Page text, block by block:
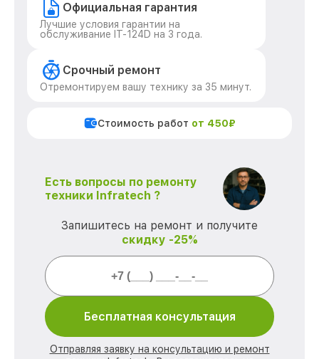
Официальная гарантия
Лучшие условия гарантии на
обслуживание IT-124D на 3 года.
Срочный ремонт
Отремонтируем вашу технику за 35 минут.
Стоимость работ от 450₽
Есть вопросы по ремонту
техники Infratech ?
Запишитесь на ремонт и получите
скидку -25%
Бесплатная консультация
Отправляя заявку на консультацию и ремонт